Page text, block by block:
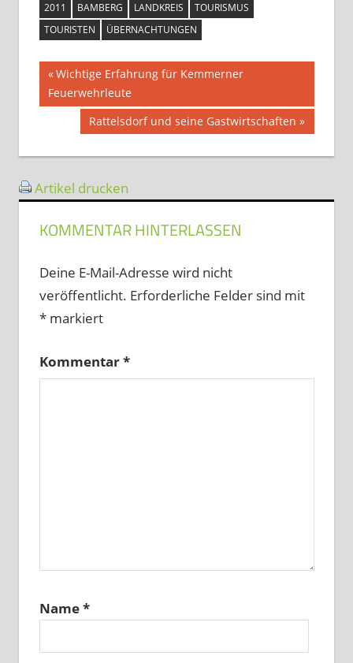
2011 BAMBERG LANDKREIS
TOURISMUS
TOURISTEN
ÜBERNACHTUNGEN
Beitragsnavigation
Vorheriger
Beitrag:
Wichtige Erfahrung für Kemmerner
Feuerwehrleute
Nächster
Beitrag:
Rattelsdorf und seine Gastwirtschaften
Artikel drucken
KOMMENTAR HINTERLASSEN
Deine E-Mail-Adresse wird nicht
veröffentlicht. Erforderliche Felder sind mit
*markiert
Kommentar*
Name*